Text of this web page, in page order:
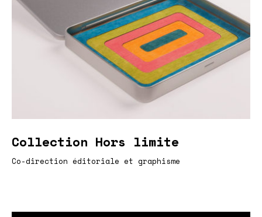
Collection Hors limite
Co-direction éditoriale et graphisme